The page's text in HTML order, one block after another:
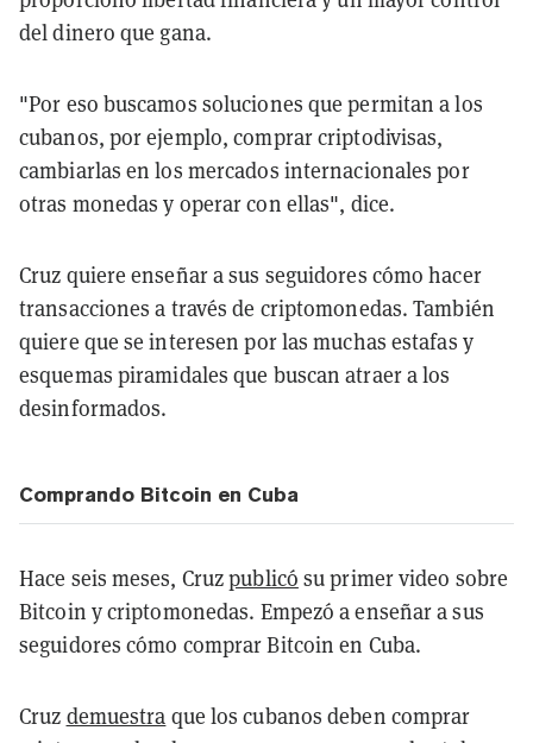
del dinero que gana.
"Por eso buscamos soluciones que permitan a los
cubanos, por ejemplo, comprar criptodivisas,
cambiarlas en los mercados internacionales por
otras monedas y operar con ellas", dice.
Cruz quiere enseñar a sus seguidores cómo hacer
transacciones a través de criptomonedas. También
quiere que se interesen por las muchas estafas y
esquemas piramidales que buscan atraer a los
desinformados.
Comprando Bitcoin en Cuba
Hace seis meses, Cruzpublicó su primer video sobre
Bitcoin y criptomonedas. Empezó a enseñar a sus
seguidores cómo comprar Bitcoin en Cuba.
Cruz demuestra que los cubanos deben comprar